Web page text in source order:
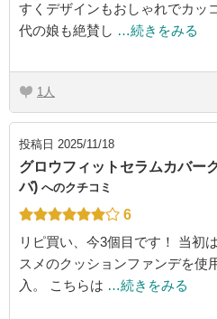
すくデザインもおしゃれでカッ
代の娘も絶賛し …続きをみる
1
投稿日 2025/11/18
グロウフィットセラムカバー
バ) へのクチコミ
6
リピ買い、今3個目です！ 当初
スメのクッションファンデを使
入。 こちらは …続きをみる